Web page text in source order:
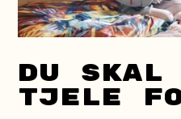
DU SKAL
TJELE